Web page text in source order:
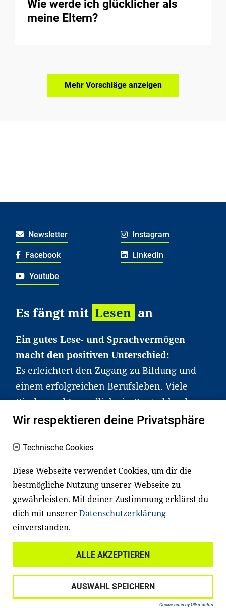
Wie werde ich glücklicher als
meine Eltern?
Mehr Vorschläge anzeigen
Newsletter Instagram
Facebook LinkedIn
Youtube
Es fängt mit Lesen an
Ein gutes Lese- und Sprachvermögen
macht den positiven Unterschied:
Es erleichtert den Zugang zu Bildung und
einem erfolgreichen Berufsleben. Viele
Kinder und Jugendliche in Deutschland
haben aber große Schwierigkeiten dabei.
an Familien sowie an Erzieher*innen,
Fachexpert*innen. Dafür arbeiten wir eng
mit Ministerien, wissenschaftlichen
Einrichtungen, Verbänden, Unternehmen
und anderen Stiftungen zusammen.
Datenschutz
Haftungsausschluss
Impressum
Wir respektieren deine Privatsphäre
Technische Cookies
Diese Webseite verwendet Cookies, um dir die
bestmögliche Nutzung unserer Webseite zu
gewährleisten. Mit deiner Zustimmung erklärst du
dich mit unsererDatenschutzerklärung
einverstanden.
ALLE AKZEPTIEREN
AUSWAHL SPEICHERN
Cookie optin by Olli machts